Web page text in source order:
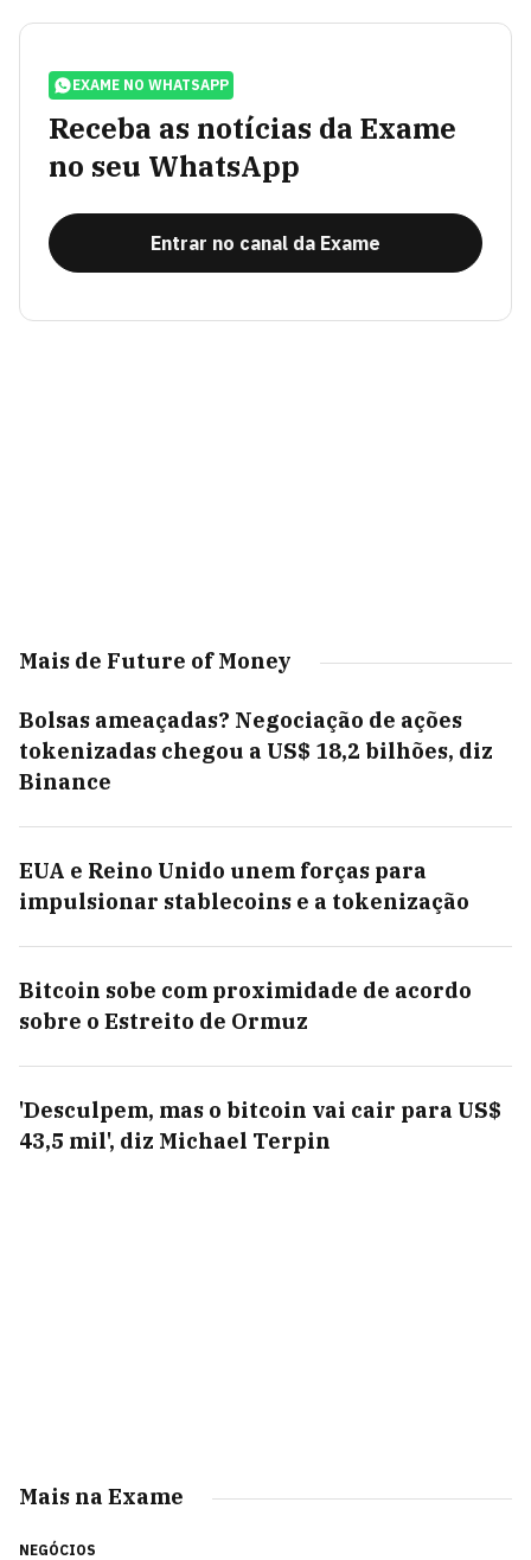
EXAME NO WHATSAPP
Receba as notícias da Exame
no seu WhatsApp
Entrar no canal da Exame
Mais de Future of Money
Bolsas ameaçadas? Negociação de ações
tokenizadas chegou a US$ 18,2 bilhões, diz
Binance
EUA e Reino Unido unem forças para
impulsionar stablecoins e a tokenização
Bitcoin sobe com proximidade de acordo
sobre o Estreito de Ormuz
'Desculpem, mas o bitcoin vai cair para US$
43,5 mil', diz Michael Terpin
Mais na Exame
NEGÓCIOS